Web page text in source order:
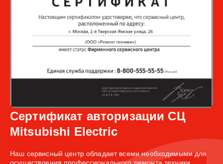
Сертификат авторизации СЦ
Mitsubishi Electric
Наш сервисный центр обладает всеми необходимыми для
осуществления профессионального ремонта техники